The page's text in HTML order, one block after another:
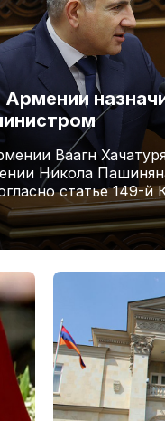
Армении
Ваагн
Никола
статье 149-й